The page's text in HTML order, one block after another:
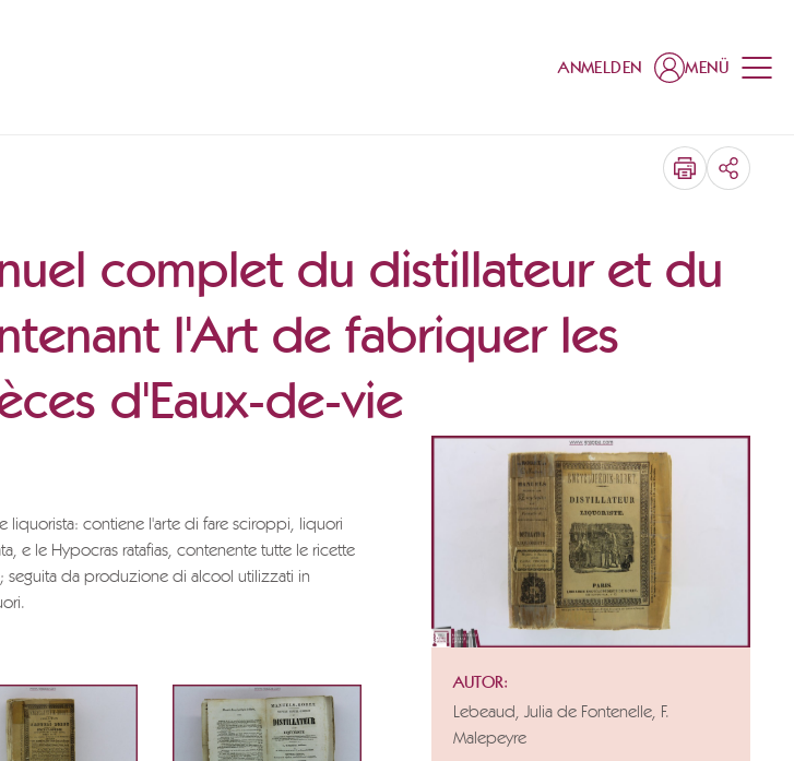
ANMELDEN MENÜ
TEILEN
complet du distillateur et du
l'Art de fabriquer les
d'Eaux-de-vie
AUTOR:
Lebeaud, Julia de Fontenelle, F.
Malepeyre
liquorista: contiene l'arte di fare sciroppi, liquori
e le Hypocras ratafias, contenente tutte le ricette
seguita da produzione di alcool utilizzati in